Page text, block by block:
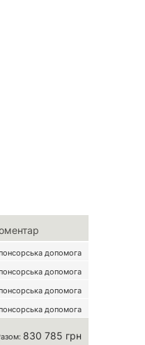
допомога
допомога
допомога
допомога
830 785 грн